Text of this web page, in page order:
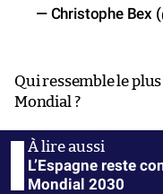
— Christophe Bex
Qui ressemble le
Mondial ?
L’Espagne reste
Mondial 2030